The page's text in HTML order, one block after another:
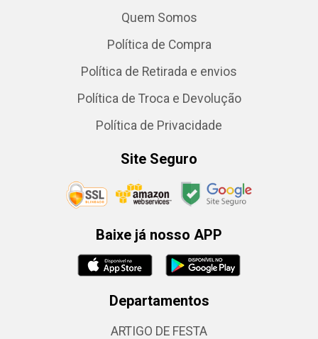
Quem Somos
Política de Compra
Política de Retirada e envios
Política de Troca e Devolução
Política de Privacidade
Site Seguro
Baixe já nosso APP
Departamentos
ARTIGO DE FESTA